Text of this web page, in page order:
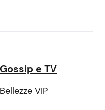
Gossip e TV
Bellezze VIP